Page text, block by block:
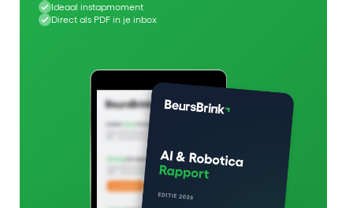
Ideaal instapmoment
Direct als PDF in je inbox